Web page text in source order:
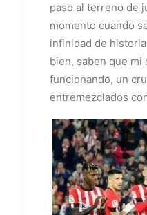
paso al terreno de
momento cuando
infinidad de
bien, saben que mi
funcionando, un
entremezclados